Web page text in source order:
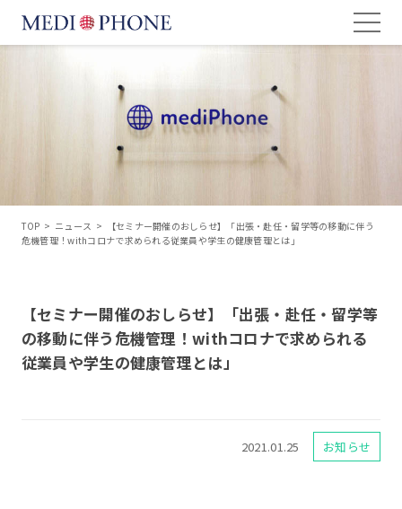
TOP > ニュース >
【セミナー開催のおしらせ】「出張・赴任・留学等の移動に伴う
危機管理！withコロナで求められる従業員や学生の健康管理とは」
【セミナー開催のおしらせ】「出張・赴任・留学等
の移動に伴う危機管理！withコロナで求められる
従業員や学生の健康管理とは」
2021.01.25 お知らせ